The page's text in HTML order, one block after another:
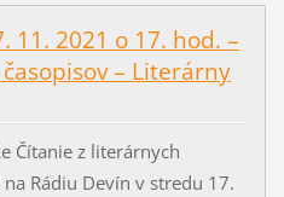
11. 2021 o 17. hod. –
– Literárny
Čítanie z literárnych
Rádiu Devín v stredu 17.